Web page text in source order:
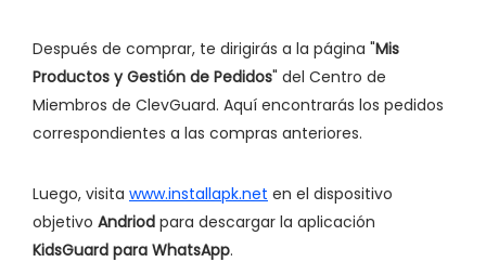
Después de comprar, te dirigirás a la página "Mis
Productos y Gestión de Pedidos" del Centro de
Miembros de ClevGuard. Aquí encontrarás los pedidos
correspondientes a las compras anteriores.
Luego, visita www.installapk.net en el dispositivo
objetivo Andriod para descargar la aplicación
KidsGuard para WhatsApp.